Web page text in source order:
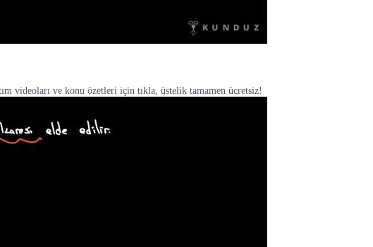
videoları ve konu özetleri için tıkla, üstelik tamamen ücretsiz!